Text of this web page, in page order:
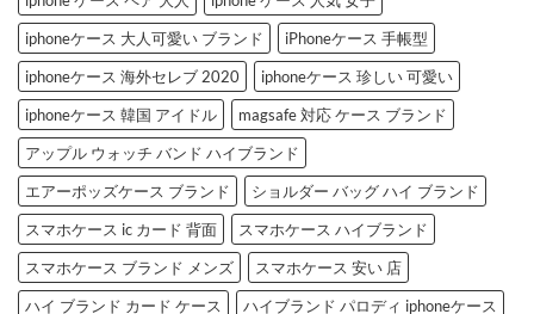
iphoneケース 大人可愛い ブランド
iPhoneケース 手帳型
iphoneケース 海外セレブ 2020
iphoneケース 珍しい 可愛い
iphoneケース 韓国 アイドル
magsafe 対応 ケース ブランド
アップル ウォッチ バンド ハイブランド
エアーポッズケース ブランド
ショルダー バッグ ハイ ブランド
スマホケース ic カード 背面
スマホケース ハイブランド
スマホケース ブランド メンズ
スマホケース 安い 店
ハイ ブランド カード ケース
ハイブランド パロディ iphoneケース